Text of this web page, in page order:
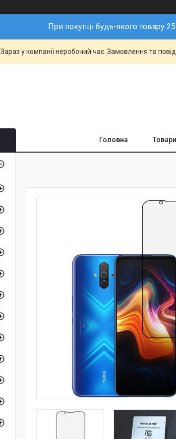
При покупці будь-якого товару
Зараз у компанії неробочий час. Замовлення та
Головна